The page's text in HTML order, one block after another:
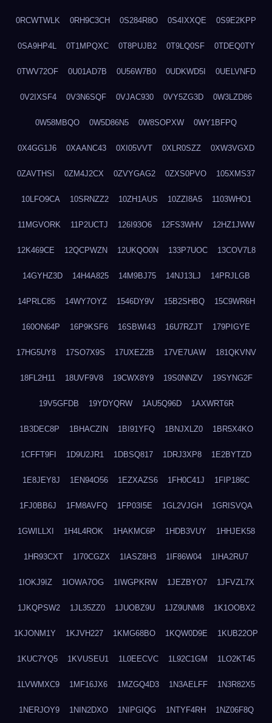
0RCWTWLK 0RH9C3CH 0S284R8O 0S4IXXQE 0S9E2KPP
0SA9HP4L 0T1MPQXC 0T8PUJB2 0T9LQ0SF 0TDEQ0TY
0TWV72OF 0U01AD7B 0U56W7B0 0UDKWD5I 0UELVNFD
0V2IXSF4 0V3N6SQF 0VJAC930 0VY5ZG3D 0W3LZD86
0W58MBQO 0W5D86N5 0W8SOPXW 0WY1BFPQ
0X4GG1J6 0XAANC43 0XI05VVT 0XLR0SZZ 0XW3VGXD
0ZAVTHSI 0ZM4J2CX 0ZVYGAG2 0ZXS0PVO 105XMS37
10LFO9CA 10SRNZZ2 10ZH1AUS 10ZZI8A5 1103WHO1
11MGVORK 11P2UCTJ 126I93O6 12FS3WHV 12HZ1JWW
12K469CE 12QCPWZN 12UKQO0N 133P7UOC 13COV7L8
14GYHZ3D 14H4A825 14M9BJ75 14NJ13LJ 14PRJLGB
14PRLC85 14WY7OYZ 1546DY9V 15B2SHBQ 15C9WR6H
160ON64P 16P9KSF6 16SBWI43 16U7RZJT 179PIGYE
17HG5UY8 17SO7X9S 17UXEZ2B 17VE7UAW 181QKVNV
18FL2H11 18UVF9V8 19CWX8Y9 19S0NNZV 19SYNG2F
19V5GFDB 19YDYQRW 1AU5Q96D 1AXWRT6R
1B3DEC8P 1BHACZIN 1BI91YFQ 1BNJXLZ0 1BR5X4KO
1CFFT9FI 1D9U2JR1 1DBSQ817 1DRJ3XP8 1E2BYTZD
1E8JEY8J 1EN94O56 1EZXAZS6 1FH0C41J 1FIP186C
1FJ0BB6J 1FM8AVFQ 1FP03I5E 1GL2VJGH 1GRISVQA
1GWILLXI 1H4L4ROK 1HAKMC6P 1HDB3VUY 1HHJEK58
1HR93CXT 1I70CGZX 1IASZ8H3 1IF86W04 1IHA2RU7
1IOKJ9IZ 1IOWA7OG 1IWGPKRW 1JEZBYO7 1JFVZL7X
1JKQPSW2 1JL35ZZ0 1JUOBZ9U 1JZ9UNM8 1K1OOBX2
1KJONM1Y 1KJVH227 1KMG68BO 1KQW0D9E 1KUB22OP
1KUC7YQ5 1KVUSEU1 1L0EECVC 1L92C1GM 1LO2KT45
1LVWMXC9 1MF16JX6 1MZGQ4D3 1N3AELFF 1N3R82X5
1NERJOY9 1NIN2DXO 1NIPGIQG 1NTYF4RH 1NZ06F8Q